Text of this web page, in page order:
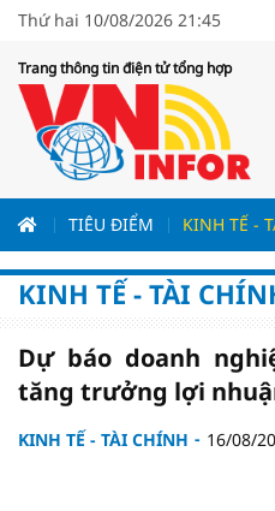
Thứ hai 10/08/2026 21:45
Trang thông tin điện tử tổng hợp
TIÊU ĐIỂM KINH TẾ -
KINH TẾ - TÀI
Dự báo doanh
tăng trưởng lợi
KINH TẾ - TÀI CHÍNH 16/08/